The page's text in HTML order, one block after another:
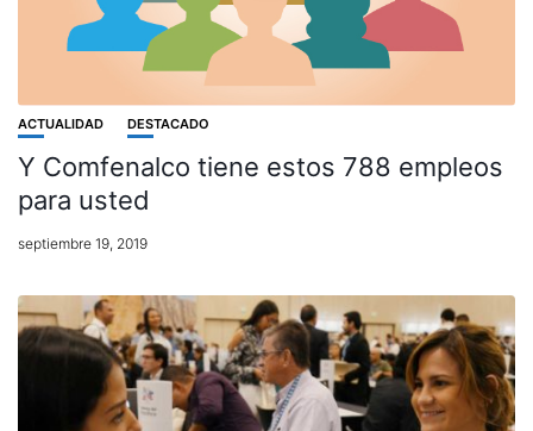
ACTUALIDAD DESTACADO
Y Comfenalco tiene estos 788 empleos
para usted
septiembre 19, 2019